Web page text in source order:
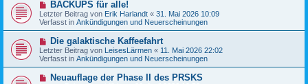
a
g
B
e
i
t
a
g
N
e
u
e
B
e
i
t
BACKUPS für alle!
Letzter Beitrag von Erik Harlandt « 31. Mai 2026 10:09
Verfasst in Ankündigungen und Neuerscheinungen
N
e
u
e
B
Die galaktische Kaffeefahrt
Letzter Beitrag von LeisesLärmen « 11. Mai 2026 22:02
Verfasst in Ankündigungen und Neuerscheinungen
NNeuauflage der Phase II des PRSKS